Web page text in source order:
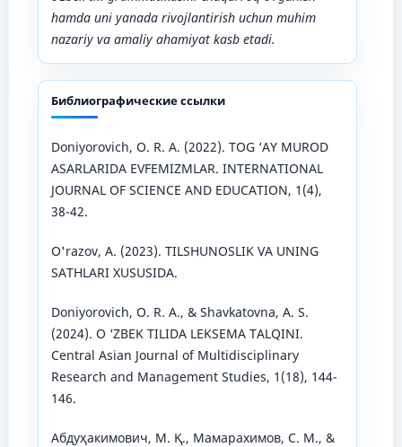
hamda uni yanada rivojlantirish uchun muhim
nazariy va amaliy ahamiyat kasb etadi.
Библиографические ссылки
Doniyorovich, O. R. A. (2022). TOG ‘AY MUROD
ASARLARIDA EVFEMIZMLAR. INTERNATIONAL
JOURNAL OF SCIENCE AND EDUCATION, 1(4),
38-42.
O'razov, A. (2023). TILSHUNOSLIK VA UNING
SATHLARI XUSUSIDA.
Doniyorovich, O. R. A., & Shavkatovna, A. S.
(2024). O ‘ZBEK TILIDA LEKSEMA TALQINI.
Central Asian Journal of Multidisciplinary
Research and Management Studies, 1(18), 144-
146.
Абдуҳакимович, М. Қ., Мамарахимов, С. М., &